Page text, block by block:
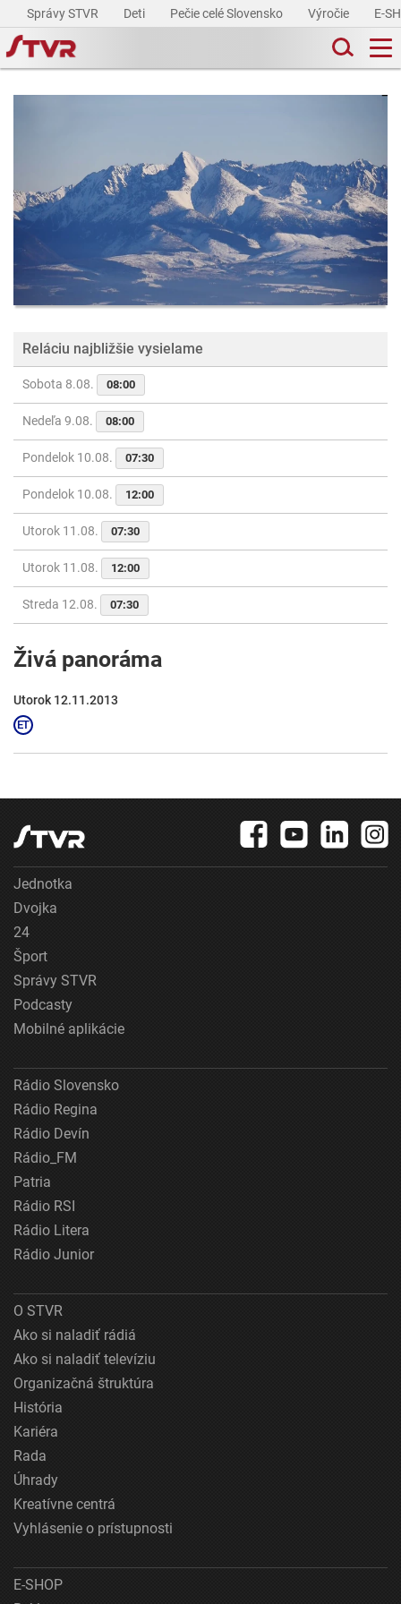
Správy STVR Deti Pečie celé Slovensko Výročie E-
Reláciu najbližšie vysielame
Sobota 8.08. 08:00
Nedeľa 9.08. 08:00
Pondelok 10.08. 07:30
Pondelok 10.08. 12:00
Utorok 11.08. 07:30
Utorok 11.08. 12:00
Streda 12.08. 07:30
Živá panoráma
Utorok 12.11.2013
Jednotka
Dvojka
24
Šport
Správy STVR
Podcasty
Mobilné aplikácie
Rádio Slovensko
Rádio Regina
Rádio Devín
Rádio_FM
Patria
Rádio RSI
Rádio Litera
Rádio Junior
O STVR
Ako si naladiť rádiá
Ako si naladiť televíziu
Organizačná štruktúra
História
Kariéra
Rada
Úhrady
Kreatívne centrá
Vyhlásenie o prístupnosti
E-SHOP